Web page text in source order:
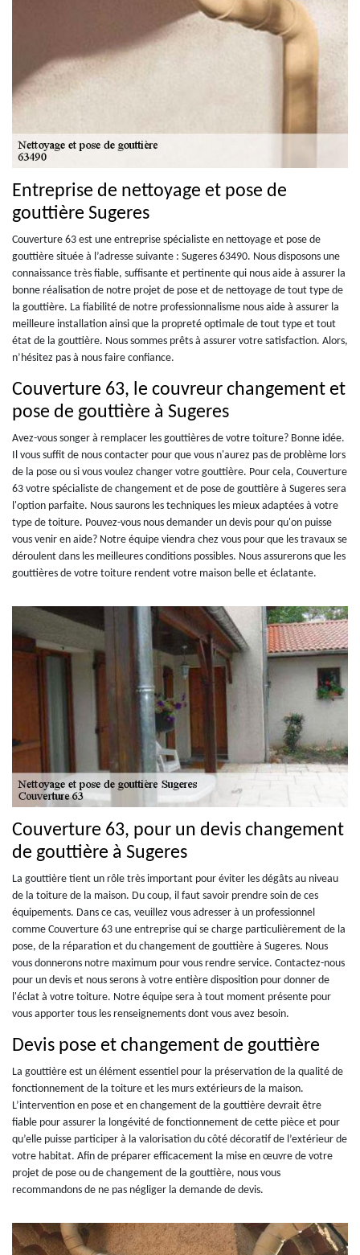
Entreprise de nettoyage et pose de
gouttière Sugeres
Couverture 63 est une entreprise spécialiste en nettoyage et pose de
gouttière située à l’adresse suivante : Sugeres 63490. Nous disposons une
connaissance très fiable, suffisante et pertinente qui nous aide à assurer la
bonne réalisation de notre projet de pose et de nettoyage de tout type de
la gouttière. La fiabilité de notre professionnalisme nous aide à assurer la
meilleure installation ainsi que la propreté optimale de tout type et tout
état de la gouttière. Nous sommes prêts à assurer votre satisfaction. Alors,
n’hésitez pas à nous faire confiance.
Couverture 63, le couvreur changement et
pose de gouttière à Sugeres
Avez-vous songer à remplacer les gouttières de votre toiture? Bonne idée.
Il vous suffit de nous contacter pour que vous n'aurez pas de problème lors
de la pose ou si vous voulez changer votre gouttière. Pour cela, Couverture
63 votre spécialiste de changement et de pose de gouttière à Sugeres sera
l'option parfaite. Nous saurons les techniques les mieux adaptées à votre
type de toiture. Pouvez-vous nous demander un devis pour qu'on puisse
vous venir en aide? Notre équipe viendra chez vous pour que les travaux se
déroulent dans les meilleures conditions possibles. Nous assurerons que les
gouttières de votre toiture rendent votre maison belle et éclatante.
Couverture 63, pour un devis changement
de gouttière à Sugeres
La gouttière tient un rôle très important pour éviter les dégâts au niveau
de la toiture de la maison. Du coup, il faut savoir prendre soin de ces
équipements. Dans ce cas, veuillez vous adresser à un professionnel
comme Couverture 63 une entreprise qui se charge particulièrement de la
pose, de la réparation et du changement de gouttière à Sugeres. Nous
vous donnerons notre maximum pour vous rendre service. Contactez-nous
pour un devis et nous serons à votre entière disposition pour donner de
l'éclat à votre toiture. Notre équipe sera à tout moment présente pour
vous apporter tous les renseignements dont vous avez besoin.
Devis pose et changement de gouttière
La gouttière est un élément essentiel pour la préservation de la qualité de
fonctionnement de la toiture et les murs extérieurs de la maison.
L’intervention en pose et en changement de la gouttière devrait être
fiable pour assurer la longévité de fonctionnement de cette pièce et pour
qu’elle puisse participer à la valorisation du côté décoratif de l’extérieur de
votre habitat. Afin de préparer efficacement la mise en œuvre de votre
projet de pose ou de changement de la gouttière, nous vous
recommandons de ne pas négliger la demande de devis.